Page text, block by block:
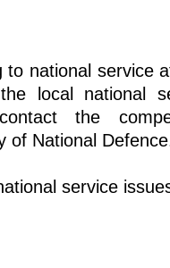
to national service
local national
the
of National
service